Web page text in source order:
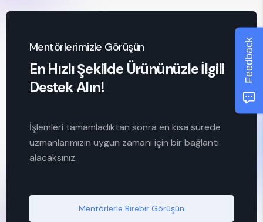
Mentörlerimizle Görüşün
En Hızlı Şekilde Ürününüzle İlgili
Destek Alın!
İşlemleri tamamladıktan sonra en kısa sürede
uzmanlarımızın uygun zamanı için bir bağlantı
alacaksınız.
Mentörlerle Birebir Görüşün
Feedback